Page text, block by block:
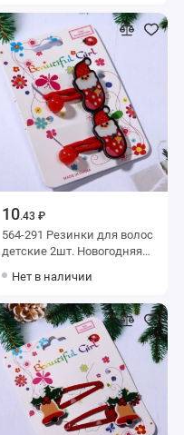
10.43 ₽
564-291 Резинки для волос
детские 2шт. Новогодняя
Мороз, цвет красный, d-
9см
Нет в наличии